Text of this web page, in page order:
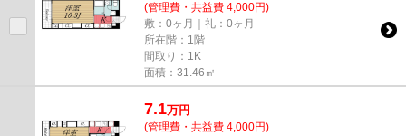
(管理費・共益費 4,000円)
敷：0ヶ月｜礼：0ヶ月
所在階：1階
間取り：1K
面積：31.46㎡
7.1万円
(管理費・共益費 4,000円)